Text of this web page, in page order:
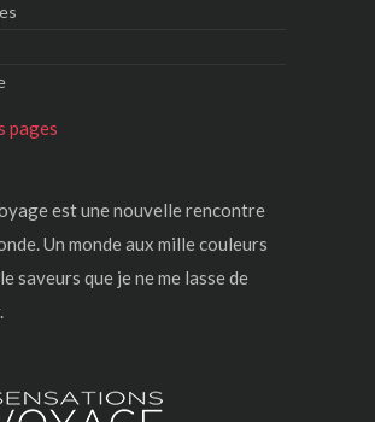
pages
est une nouvelle rencontre
Un monde aux mille couleurs
saveurs que je ne me lasse de